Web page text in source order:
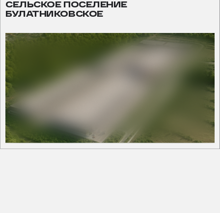
СЕЛЬСКОЕ ПОСЕЛЕНИЕ
БУЛАТНИКОВСКОЕ